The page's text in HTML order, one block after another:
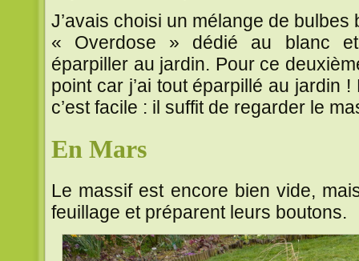
J’avais choisi un mélange de
« Overdose » dédié au blanc
éparpiller au jardin. Pour ce
point car j’ai tout éparpillé au jardin
c’est facile : il suffit de regarder le
En Mars
Le massif est encore bien vide,
feuillage et préparent leurs boutons.